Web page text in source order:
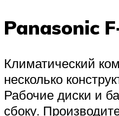
Panasonic
Климатический
несколько
Рабочие диски и
сбоку.